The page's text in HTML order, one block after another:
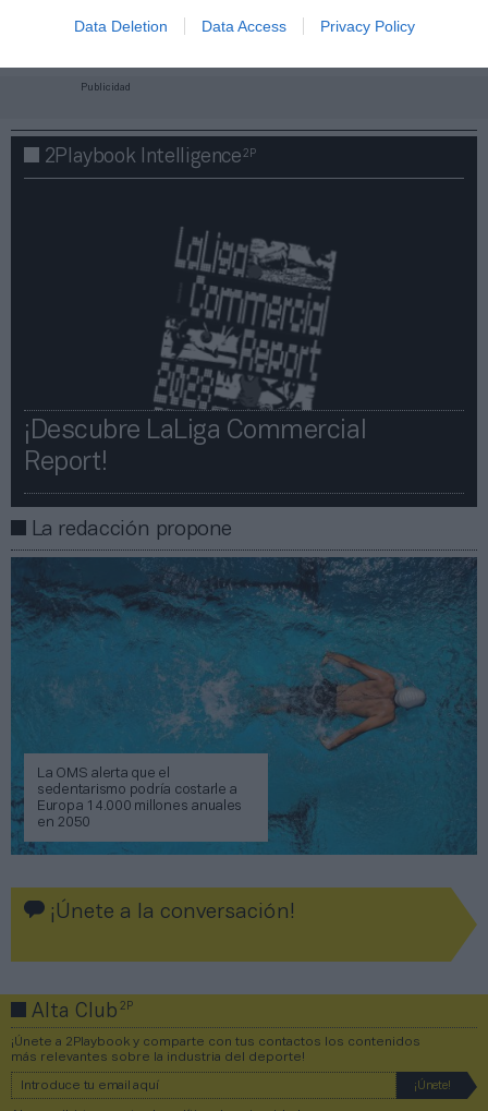
Data Deletion Data Access Privacy Policy
y eventos para Socios!​​​​​​​
Publicidad
2Playbook Intelligence2P
¡Descubre LaLiga Commercial
Report!​​
La redacción propone
La OMS alerta que el
sedentarismo podría costarle a
Europa 14.000 millones anuales
en 2050
¡Únete a la conversación!
Alta Club2P
¡Únete a 2Playbook y comparte con tus contactos los contenidos
más relevantes sobre la industria del deporte!